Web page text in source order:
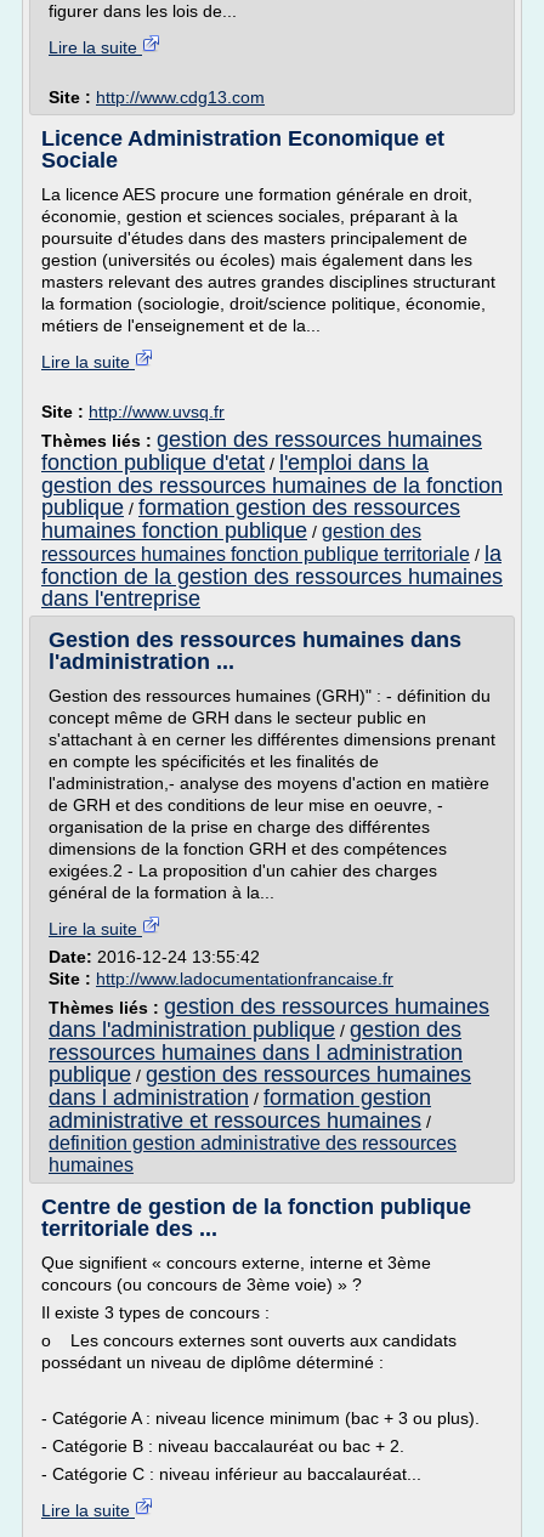
figurer dans les lois de...
Lire la suite
Site : http://www.cdg13.com
Licence Administration Economique et
Sociale
La licence AES procure une formation générale en droit,
économie, gestion et sciences sociales, préparant à la
poursuite d'études dans des masters principalement de
gestion (universités ou écoles) mais également dans les
masters relevant des autres grandes disciplines structurant
la formation (sociologie, droit/science politique, économie,
métiers de l'enseignement et de la...
Lire la suite
Site : http://www.uvsq.fr
Thèmes liés : gestion des ressources humaines
fonction publique d'etat / l'emploi dans la
gestion des ressources humaines de la fonction
publique / formation gestion des ressources
humaines fonction publique / gestion des
ressources humaines fonction publique territoriale / la
fonction de la gestion des ressources humaines
dans l'entreprise
Gestion des ressources humaines dans
l'administration ...
Gestion des ressources humaines (GRH)" : - définition du
concept même de GRH dans le secteur public en
s'attachant à en cerner les différentes dimensions prenant
en compte les spécificités et les finalités de
l'administration,- analyse des moyens d'action en matière
de GRH et des conditions de leur mise en oeuvre, -
organisation de la prise en charge des différentes
dimensions de la fonction GRH et des compétences
exigées.2 - La proposition d'un cahier des charges
général de la formation à la...
Lire la suite
Date: 2016-12-24 13:55:42
Site : http://www.ladocumentationfrancaise.fr
Thèmes liés : gestion des ressources humaines
dans l'administration publique / gestion des
ressources humaines dans l administration
publique / gestion des ressources humaines
dans l administration / formation gestion
administrative et ressources humaines /
definition gestion administrative des ressources
humaines
Centre de gestion de la fonction publique
territoriale des ...
Que signifient « concours externe, interne et 3ème
concours (ou concours de 3ème voie) » ?
Il existe 3 types de concours :
o Les concours externes sont ouverts aux candidats
possédant un niveau de diplôme déterminé :
- Catégorie A : niveau licence minimum (bac + 3 ou plus).
- Catégorie B : niveau baccalauréat ou bac + 2.
- Catégorie C : niveau inférieur au baccalauréat...
Lire la suite